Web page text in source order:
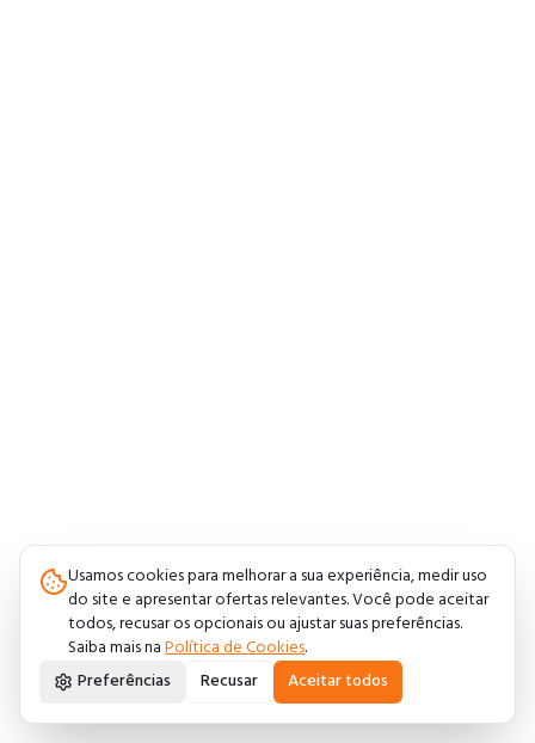
Usamos cookies para melhorar a sua experiência, medir uso
do site e apresentar ofertas relevantes. Você pode aceitar
todos, recusar os opcionais ou ajustar suas preferências.
Saiba mais naPolítica de Cookies.
Preferências
Recusar Aceitar todos